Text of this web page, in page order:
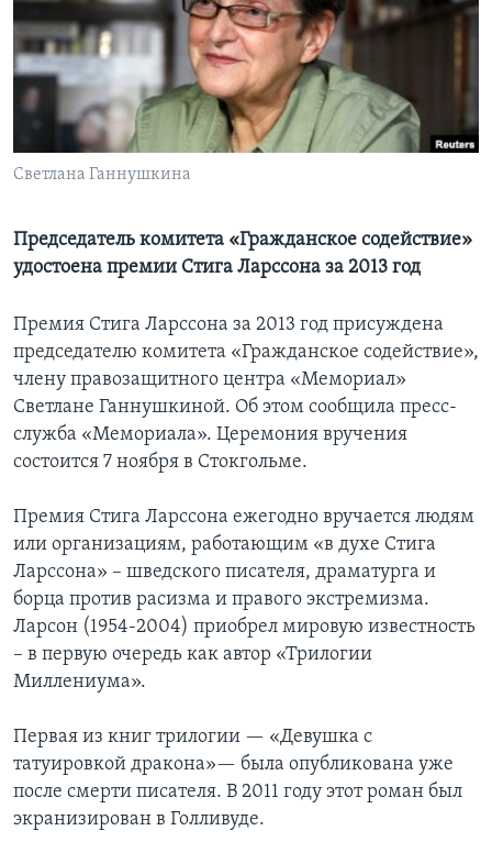
Learning English
СОЦИАЛЬНЫЕ СЕТИ
Светлана Ганнушкина
Председатель комитета «Гражданское содействие»
удостоена премии Стига Ларссона за 2013 год
Премия Стига Ларссона за 2013 год присуждена
председателю комитета «Гражданское содействие»,
члену правозащитного центра «Мемориал»
Светлане Ганнушкиной. Об этом сообщила пресс-
служба «Мемориала». Церемония вручения
состоится 7 ноября в Стокгольме.
Премия Стига Ларссона ежегодно вручается людям
или организациям, работающим «в духе Стига
Ларссона» – шведского писателя, драматурга и
борца против расизма и правого экстремизма.
Ларсон (1954-2004) приобрел мировую известность
– в первую очередь как автор «Трилогии
Миллениума».
Первая из книг трилогии — «Девушка с
татуировкой дракона»— была опубликована уже
после смерти писателя. В 2011 году этот роман был
экранизирован в Голливуде.